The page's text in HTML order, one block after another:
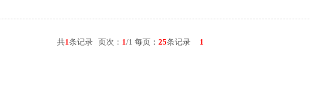
共1条记录 页次： 1/1 每页： 25条记录 1